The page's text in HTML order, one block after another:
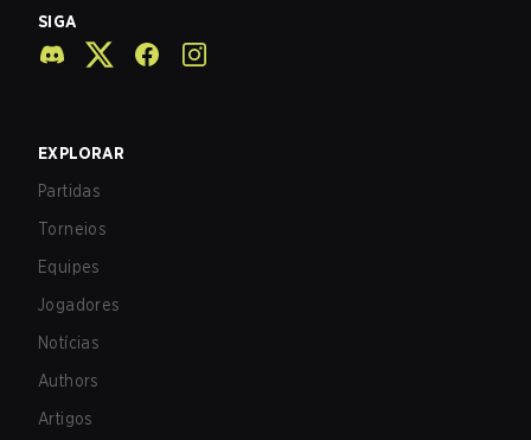
SIGA
EXPLORAR
Partidas
Torneios
Equipes
Jogadores
Notícias
Authors
Artigos